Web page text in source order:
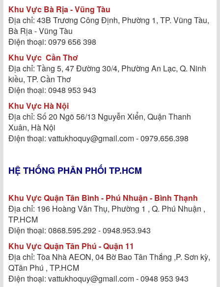
Khu Vực Bà Rịa - Vũng Tàu
Địa chỉ: 43B Trương Công Định, Phường 1, TP. Vũng Tàu,
Bà Rịa - Vũng Tàu
Điện thoại: 0979 656 398
Khu Vực Cần Thơ
Địa chỉ: Tầng 5, 47 Đường 30/4, Phường An Lạc, Q. Ninh
kiều, TP. Cần Thơ
Điện thoại: 0948 953 943
Khu Vực Hà Nội
Địa chỉ: Số 20 Ngõ 56/13 Nguyễn Xiển, Quận Thanh
Xuân, Hà Nội
Điện thoại: vattukhoquy@gmail.com - 0979.656.398
HỆ THỐNG PHÂN PHỐI TP.HCM
Khu Vực Quận Tân Bình - Phú Nhuận - Bình Thạnh
Địa chỉ: 196 Hoàng Văn Thụ, Phường 1 , Q. Phú Nhuận ,
TP.HCM
Điện thoại: 0868.595.292 - 0948.953.943
Khu Vực Quận Tân Phú - Quận 11
Địa chỉ: Tòa Nhà AEON, 04 Bờ Bao Tân Thắng ,P. Sơn kỳ,
QTân Phú , TP.HCM
Điện thoại: vattukhoquy@gmail.com - 0948 953 943